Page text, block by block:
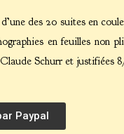
des 20 suites en
en feuilles non
Schurr et justifiées
Paypal